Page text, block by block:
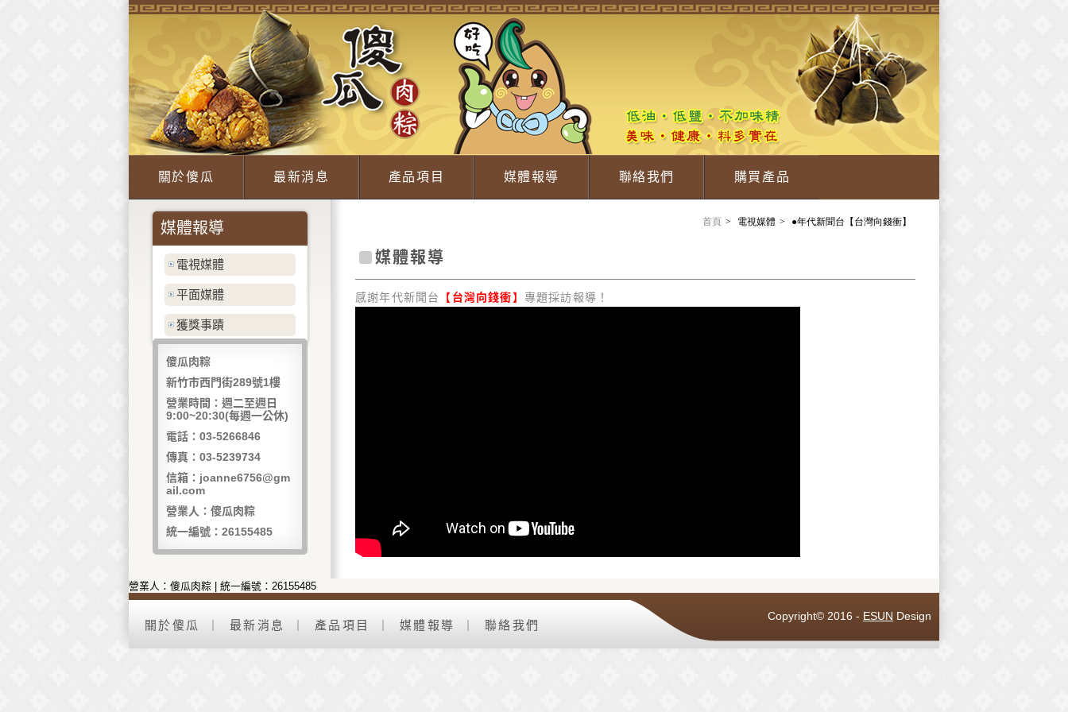
關於傻瓜 最新消息 產品項目 媒體報導 聯絡我們 購買產品
媒體報導
電視媒體
平面媒體
獲獎事蹟
傻瓜肉粽
新竹市西門街289號1樓
營業時間：週二至週日
9:00~20:30(每週一公休)
電話：03-5266846
傳真：03-5239734
信箱：joanne6756@gm
ail.com
營業人：傻瓜肉粽
統一編號：26155485
首頁 電視媒體 ●年代新聞台【台灣向錢衝】
媒體報導
感謝年代新聞台 【台灣向錢衝】 專題採訪報導！
營業人：傻瓜肉粽 | 統一編號：26155485
關於傻瓜 最新消息 產品項目 媒體報導 聯絡我們
Copyright© 2016 - ESUN Design